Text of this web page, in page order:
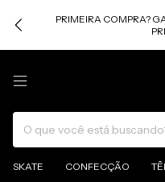
PRIMEIRA COMPRA?
SKATE CONFECÇÃO